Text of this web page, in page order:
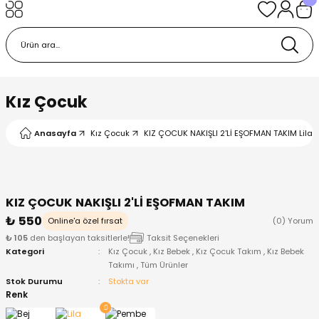
Kız Çocuk
Anasayfa Kız Çocuk KIZ ÇOCUK NAKIŞLI 2'Lİ EŞOFMAN TAKIM Lila
KIZ ÇOCUK NAKIŞLI 2'Lİ EŞOFMAN TAKIM
₺ 550
Online'a özel fırsat
(0) Yorum
₺ 105 den başlayan taksitlerle!
Taksit Seçenekleri
Kategori
Kız Çocuk , Kız Bebek , Kız Çocuk Takım , Kız Bebek
Takımı ,Tüm Ürünler
Stok Durumu
Stokta var
Renk
Body
Bere ve Eldiven
Body
ve Patik
Çıkışı ve Zıbın Seti
Ürünleri